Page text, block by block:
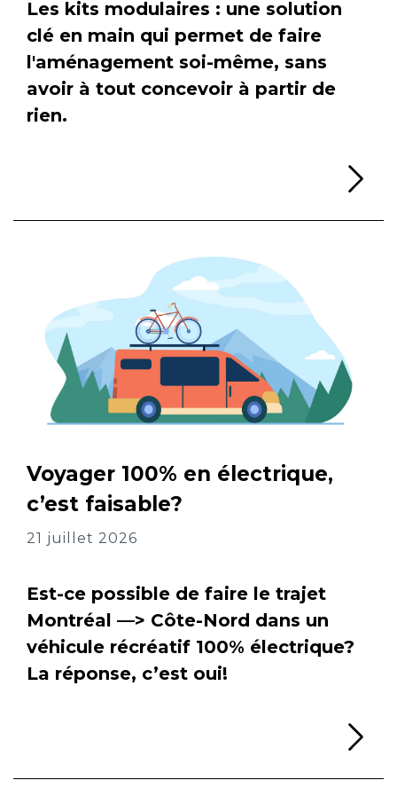
Les kits modulaires : une solution
clé en main qui permet de faire
l'aménagement soi-même, sans
avoir à tout concevoir à partir de
rien.
Voyager 100% en électrique,
c’est faisable?
21 juillet 2026
Est-ce possible de faire le trajet
Montréal —> Côte-Nord dans un
véhicule récréatif 100% électrique?
La réponse, c’est oui!